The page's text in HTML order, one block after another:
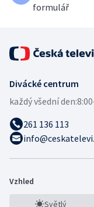
formulář
Divácké centrum
každý všední den:
261 136 113
Vzhled
Světlý